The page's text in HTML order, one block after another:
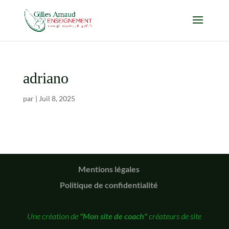
adriano
par | Juil 8, 2025
Mentions légales
Politique de confidentialité
Une création de "Mon site de coach"créateurs de site